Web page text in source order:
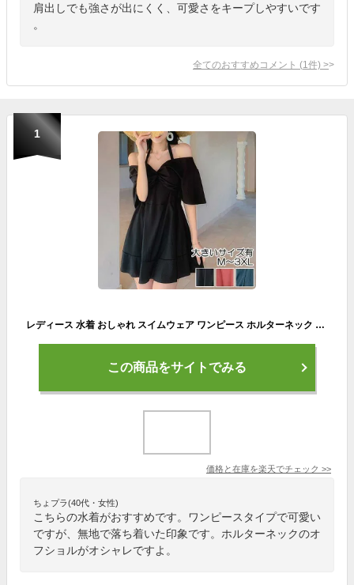
肩出しでも強さが出にくく、可愛さをキープしやすいです
。
全てのおすすめコメント (1 件) >
1
レディース 水着 おしゃれ スイムウェア ワンピース ホルターネック オフショルダー フリル エレガント フェミニン 可愛い リボン 夏 大きいサイズ M L XL 2XL 3XL ブラック 黒 レッド グリーン 20代 30代 40代 50代
この商品をサイトでみる
価格と在庫を楽天でチェック >>
ちょプラ(40代・女性)
こちらの水着がおすすめです。ワンピースタイプで可愛い
ですが、無地で落ち着いた印象です。ホルターネックのオ
フショルがオシャレですよ。